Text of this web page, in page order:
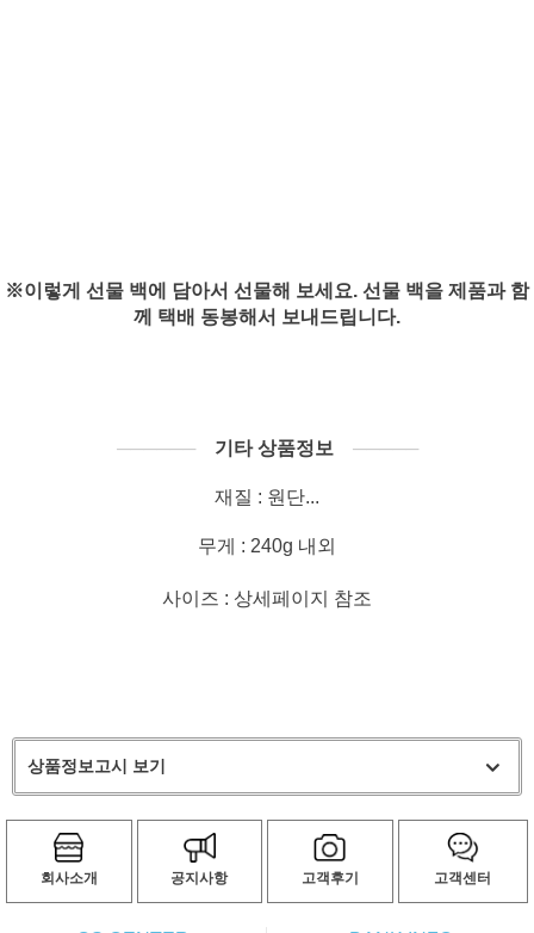
※이렇게 선물 백에 담아서 선물해 보세요. 선물 백을 제품과 함
께 택배 동봉해서 보내드립니다.
────── 기타 상품정보 ─────
재질 : 원단...
무게 : 240g 내외
사이즈 : 상세페이지 참조
상품정보고시 보기
회사소개 공지사항 고객후기 고객센터